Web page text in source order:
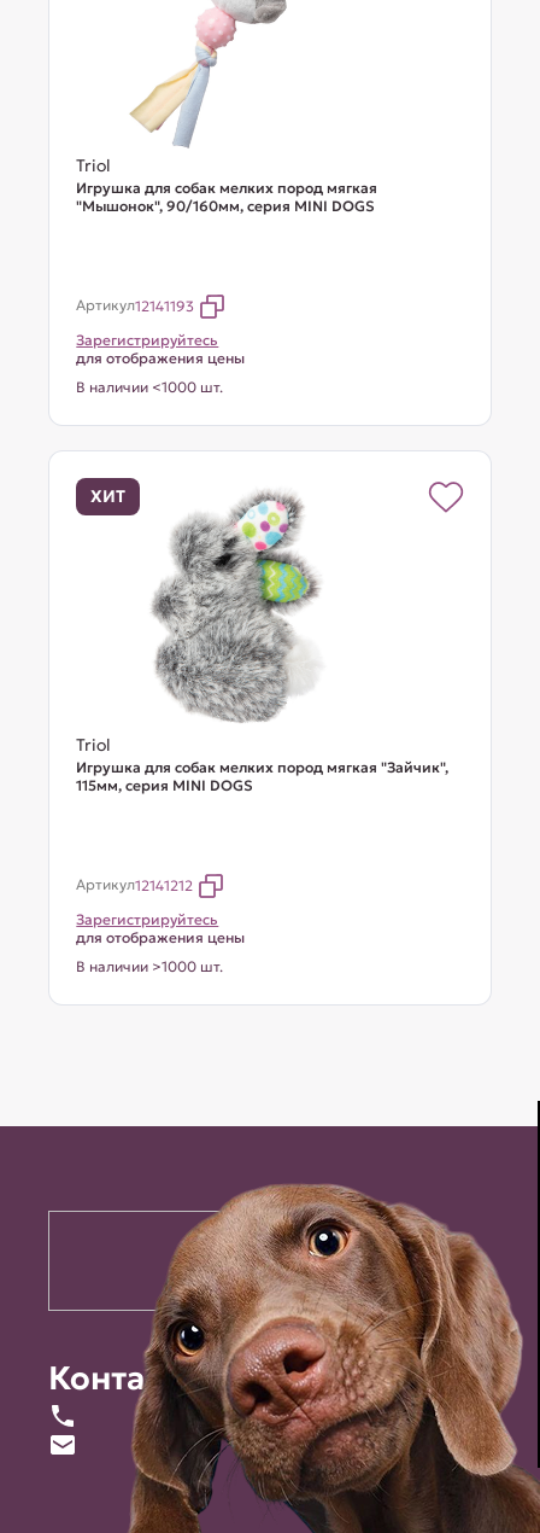
Triol
Игрушка для собак мелких пород мягкая
"Мышонок", 90/160мм, серия MINI DOGS
Артикул12141193
Зарегистрируйтесь
для отображения цены
В наличии <1000 шт.
ХИТ
Triol
Игрушка для собак мелких пород мягкая "Зайчик",
115мм, серия MINI DOGS
Артикул12141212
Зарегистрируйтесь
для отображения цены
В наличии >1000 шт.
Контакты